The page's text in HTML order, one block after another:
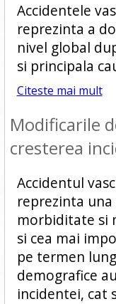
Accidentele
reprezinta a
nivel global
si principala
Citeste mai mult
Modificarile
cresterea
Accidentul
reprezinta
morbiditate si
si cea mai
pe termen
demografice
incidentei, cat